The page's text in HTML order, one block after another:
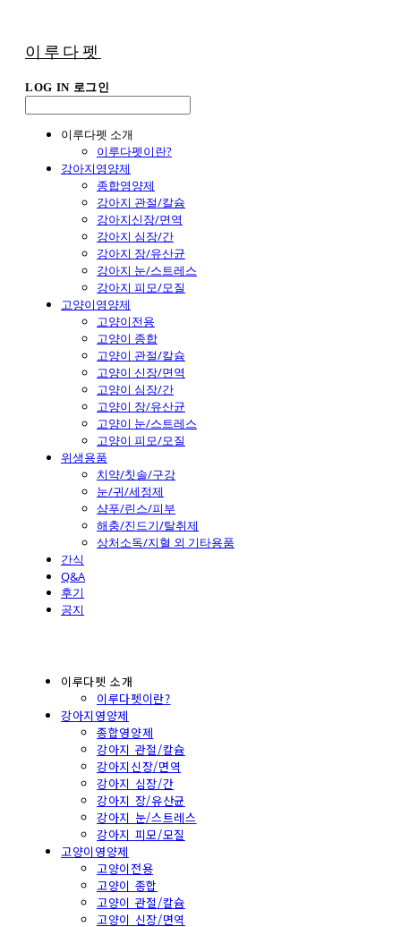
이루다펫
LOG IN 로그인
이루다펫 소개
이루다펫이란?
강아지영양제
종합영양제
강아지 관절/칼슘
강아지신장/면역
강아지 심장/간
강아지 장/유산균
강아지 눈/스트레스
강아지 피모/모질
고양이영양제
고양이전용
고양이 종합
고양이 관절/칼슘
고양이 신장/면역
고양이 심장/간
고양이 장/유산균
고양이 눈/스트레스
고양이 피모/모질
위생용품
치약/칫솔/구강
눈/귀/세정제
샴푸/린스/피부
해충/진드기/탈취제
상처소독/지혈 외 기타용품
간식
Q&A
후기
공지
이루다펫 소개
이루다펫이란?
강아지영양제
종합영양제
강아지 관절/칼슘
강아지신장/면역
강아지 심장/간
강아지 장/유산균
강아지 눈/스트레스
강아지 피모/모질
고양이영양제
고양이전용
고양이 종합
고양이 관절/칼슘
고양이 신장/면역